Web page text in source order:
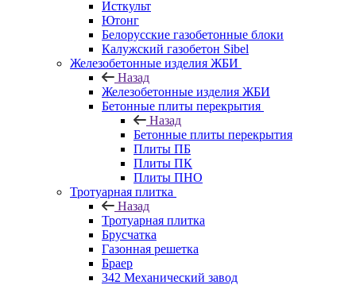
Исткульт
Ютонг
Белорусские газобетонные блоки
Калужский газобетон Sibel
Железобетонные изделия ЖБИ
Назад
Железобетонные изделия ЖБИ
Бетонные плиты перекрытия
Назад
Бетонные плиты перекрытия
Плиты ПБ
Плиты ПК
Плиты ПНО
Тротуарная плитка
Назад
Тротуарная плитка
Брусчатка
Газонная решетка
Браер
342 Механический завод